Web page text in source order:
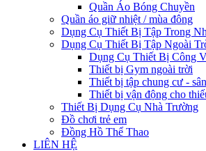
Quần Áo Bóng Chuyền
Quần áo giữ nhiệt / mùa đông
Dụng Cụ Thiết Bị Tập Trong
Dụng Cụ Thiết Bị Tập Ngoài
Dụng Cụ Thiết Bị Công
Thiết bị Gym ngoài trời
Thiết bị tập chung cư -
Thiết bị vận động cho
Thiết Bị Dụng Cụ Nhà Trường
Đồ chơi trẻ em
Đồng Hồ Thể Thao
LIÊN HỆ